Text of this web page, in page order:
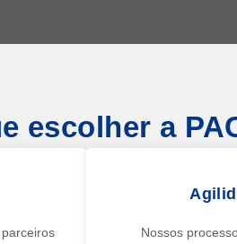
escolher a
Nossos